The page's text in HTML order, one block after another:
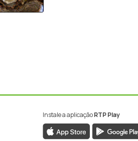
Instale a aplicaçãoRTP Play